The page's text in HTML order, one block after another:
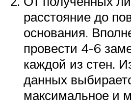
расстояние до
основания.
провести 4-6
каждой из стен.
данных
максимальное и